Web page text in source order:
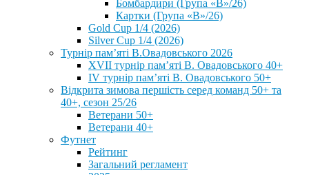
Бомбардири (Група «В»/26)
Картки (Група «В»/26)
Gold Cup 1/4 (2026)
Silver Cup 1/4 (2026)
Турнір пам’яті В.Овадовського 2026
XVII турнір пам’яті В. Овадовського 40+
IV турнір пам’яті В. Овадовського 50+
Відкрита зимова першість серед команд 50+ та
40+, сезон 25/26
Ветерани 50+
Ветерани 40+
Футнет
Рейтинг
Загальний регламент